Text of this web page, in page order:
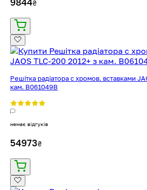
₴
Решітка радіатора с хромов. вставками
кам. B061049B
немає відгуків
54973₴